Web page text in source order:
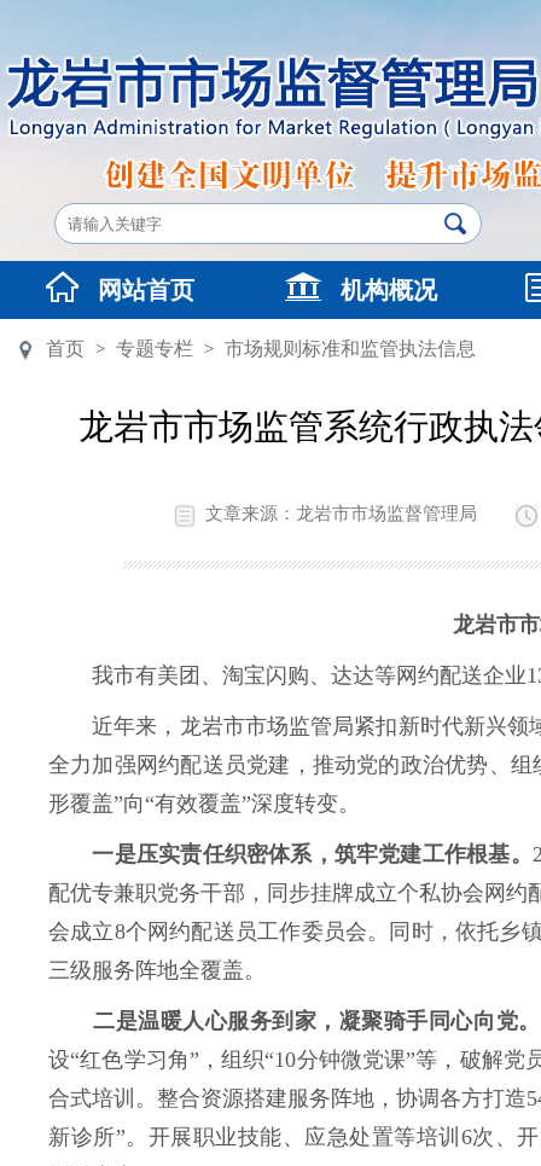
网站首页 机构概况
首页 > 专题专栏 > 市场规则标准和监管执法信息
龙岩市市场监管系统行政执
文章来源：龙岩市市场监督管理局
龙岩市
我市有美团、淘宝闪购、达达等网约配送企业
近年来，龙岩市市场监管局紧扣新时代新兴领
全力加强网约配送员党建，推动党的政治优势、
形覆盖”向“有效覆盖”深度转变。
一是压实责任织密体系，筑牢党建工作根基。
配优专兼职党务干部，同步挂牌成立个私协会网
会成立8个网约配送员工作委员会。同时，依托乡
三级服务阵地全覆盖。
二是温暖人心服务到家，凝聚骑手同心向党。
设“红色学习角”，组织“10分钟微党课”等，破解
合式培训。整合资源搭建服务阵地，协调各方打造
新诊所”。开展职业技能、应急处置等培训6次、